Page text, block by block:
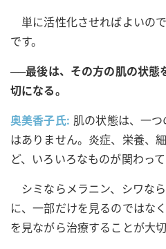
単に活性化させればよいの
です。
──最後は、その方の肌の状態
切になる。
奥美香子氏: 肌の状態は、一
はありません。炎症、栄養、
ど、いろいろなものが関わって
シミならメラニン、シワな
に、一部だけを見るのではな
を見ながら治療することが大切